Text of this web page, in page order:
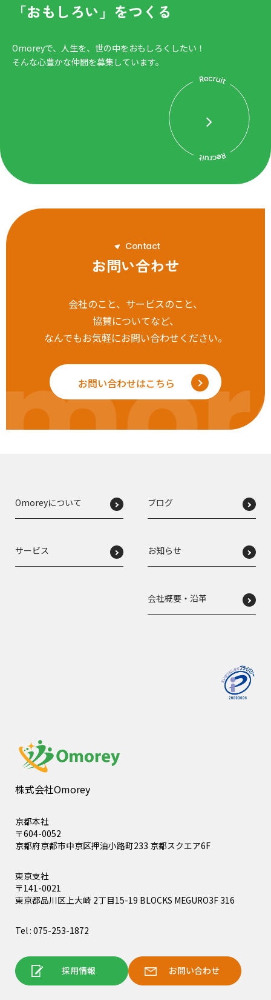
「おもしろい」をつくる
Omoreyで、人生を、世の中をおもしろくしたい！
そんな心豊かな仲間を募集しています。
Contact
お問い合わせ
会社のこと、サービスのこと、
協賛についてなど、
なんでもお気軽にお問い合わせください。
お問い合わせはこちら
株式会社Omorey
京都本社
〒604-0052
京都府京都市中京区押油小路町233 京都スクエア6F
東京支社
〒141-0021
東京都品川区上大崎 2丁目15-19 BLOCKS MEGURO3F 316
Tel : 075-253-1872
採用情報 お問い合わせ
Omoreyについて
サービス
ブログ
お知らせ
会社概要・沿革